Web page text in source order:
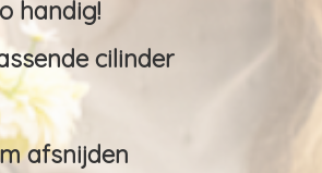
handig!
cilinder
afsnijden